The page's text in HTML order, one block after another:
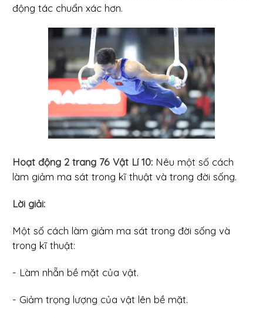
động tác chuẩn xác hơn.
Hoạt động 2 trang 76 Vật Lí 10: Nêu một số cách
làm giảm ma sát trong kĩ thuật và trong đời sống.
Lời giải:
Một số cách làm giảm ma sát trong đời sống và
trong kĩ thuật:
- Làm nhẵn bề mặt của vật.
- Giảm trọng lượng của vật lên bề mặt.